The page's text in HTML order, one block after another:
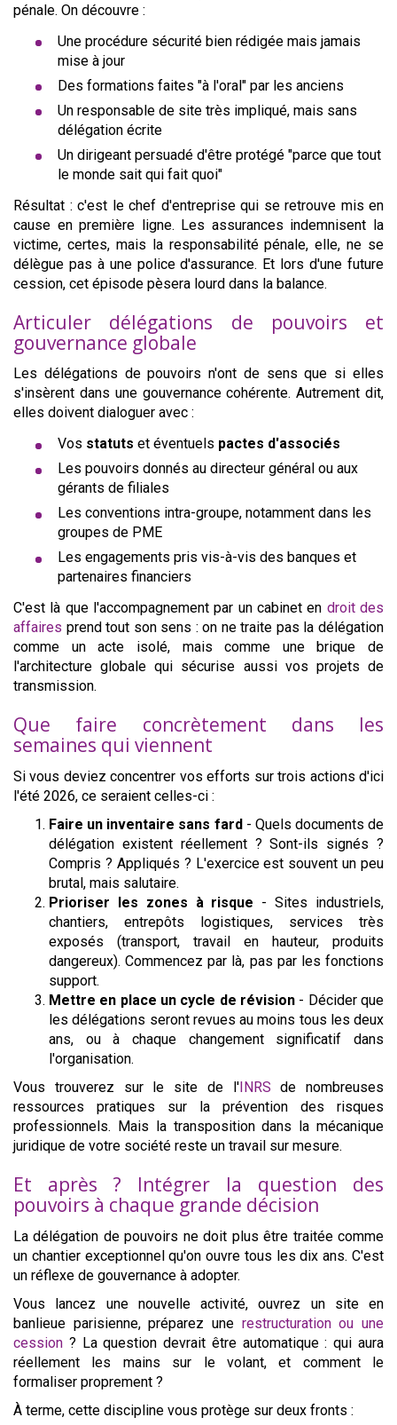
pénale. On découvre :
Une procédure sécurité bien rédigée mais jamais
mise à jour
Des formations faites "à l'oral" par les anciens
Un responsable de site très impliqué, mais sans
délégation écrite
Un dirigeant persuadé d'être protégé "parce que tout
le monde sait qui fait quoi"
Résultat : c'est le chef d'entreprise qui se retrouve mis en
cause en première ligne. Les assurances indemnisent la
victime, certes, mais la responsabilité pénale, elle, ne se
délègue pas à une police d'assurance. Et lors d'une future
cession, cet épisode pèsera lourd dans la balance.
Articuler délégations de pouvoirs et
gouvernance globale
Les délégations de pouvoirs n'ont de sens que si elles
s'insèrent dans une gouvernance cohérente. Autrement dit,
elles doivent dialoguer avec :
Vos statuts et éventuels pactes d'associés
Les pouvoirs donnés au directeur général ou aux
gérants de filiales
Les conventions intra-groupe, notamment dans les
groupes de PME
Les engagements pris vis-à-vis des banques et
partenaires financiers
C'est là que l'accompagnement par un cabinet en droit des
affaires prend tout son sens : on ne traite pas la délégation
comme un acte isolé, mais comme une brique de
l'architecture globale qui sécurise aussi vos projets de
transmission.
Que faire concrètement dans les
semaines qui viennent
Si vous deviez concentrer vos efforts sur trois actions d'ici
l'été 2026, ce seraient celles-ci :
Faire un inventaire sans fard- Quels documents de
délégation existent réellement ? Sont-ils signés ?
Compris ? Appliqués ? L'exercice est souvent un peu
brutal, mais salutaire.
Prioriser les zones à risque - Sites industriels,
chantiers, entrepôts logistiques, services très
exposés (transport, travail en hauteur, produits
dangereux). Commencez par là, pas par les fonctions
support.
Mettre en place un cycle de révision - Décider que
les délégations seront revues au moins tous les deux
ans, ou à chaque changement significatif dans
l'organisation.
Vous trouverez sur le site de l'INRS de nombreuses
ressources pratiques sur la prévention des risques
professionnels. Mais la transposition dans la mécanique
juridique de votre société reste un travail sur mesure.
Et après ? Intégrer la question des
pouvoirs à chaque grande décision
La délégation de pouvoirs ne doit plus être traitée comme
un chantier exceptionnel qu'on ouvre tous les dix ans. C'est
un réflexe de gouvernance à adopter.
Vous lancez une nouvelle activité, ouvrez un site en
banlieue parisienne, préparez une restructuration ou une
cession ? La question devrait être automatique : qui aura
réellement les mains sur le volant, et comment le
formaliser proprement ?
À terme, cette discipline vous protège sur deux fronts :